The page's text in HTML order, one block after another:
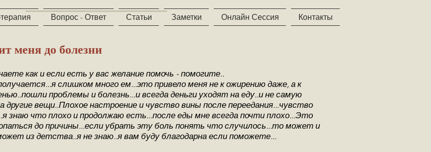
Вопрос - Ответ Статьи Заметки Онлайн Сессия Контакты
меня до болезни
как и если есть у вас желание помочь - помогите..
слишком много ем...это привело меня не к ожирению даже, а к
проблемы и болезнь...и всегда деньги уходят на еду..и не самую
другие вещи..Плохое настроение и чувство вины после переедания...чувство
знаю что плохо и продолжаю есть...после еды мне всегда почти плохо...Это
до причины...если убрать эту боль понять что случилось...то может и
из детства..я не знаю..я вам буду благодарна если поможете...